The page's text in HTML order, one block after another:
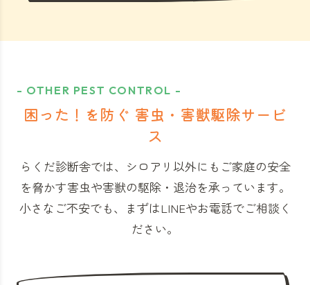
- OTHER PEST CONTROL -
困った！を防ぐ 害虫・害獣駆除サービ
ス
らくだ診断舎では、シロアリ以外にもご家庭の安全
を脅かす害虫や害獣の駆除・退治を承っています。
小さなご不安でも、まずはLINEやお電話でご相談く
ださい。